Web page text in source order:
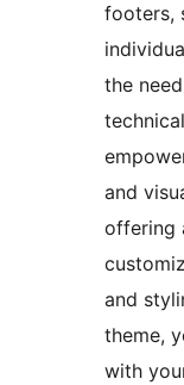
footers,
the
and
offering
and
theme,
with